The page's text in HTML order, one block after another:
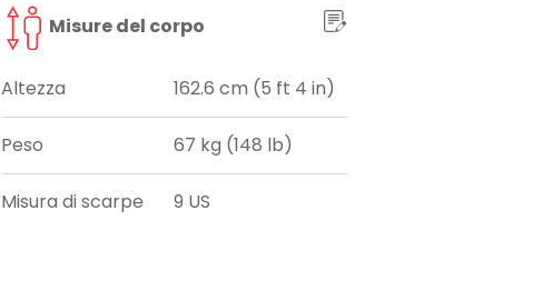
Misure del corpo
Altezza 162.6 cm (5 ft 4 in)
Peso 67 kg (148 lb)
Misura di scarpe 9 US